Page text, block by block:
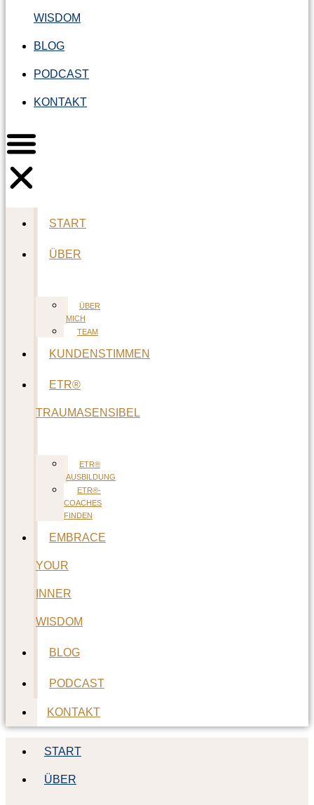
WISDOM
BLOG
PODCAST
KONTAKT
START
ÜBER
ÜBER
MICH
TEAM
KUNDENSTIMMEN
ETR®
TRAUMASENSIBEL
ETR®
AUSBILDUNG
ETR®-
COACHES
FINDEN
EMBRACE
YOUR
INNER
WISDOM
BLOG
PODCAST
KONTAKT
START
ÜBER